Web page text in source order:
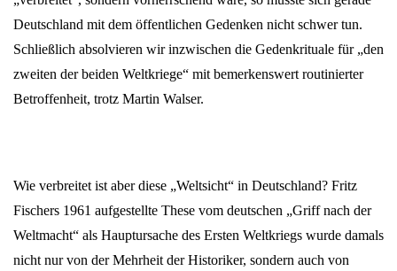
Deutschland mit dem öffentlichen Gedenken nicht schwer tun.
Schließlich absolvieren wir inzwischen die Gedenkrituale für „den
zweiten der beiden Weltkriege“ mit bemerkenswert routinierter
Betroffenheit, trotz Martin Walser.
Wie verbreitet ist aber diese „Weltsicht“ in Deutschland? Fritz
Fischers 1961 aufgestellte These vom deutschen „Griff nach der
Weltmacht“ als Hauptursache des Ersten Weltkriegs wurde damals
nicht nur von der Mehrheit der Historiker, sondern auch von